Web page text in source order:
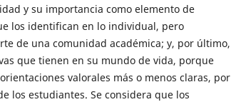
y su importancia como elemento de
los identifican en lo individual, pero
de una comunidad académica; y, por último,
que tienen en su mundo de vida, porque
valorales más o menos claras, por
los estudiantes. Se considera que los